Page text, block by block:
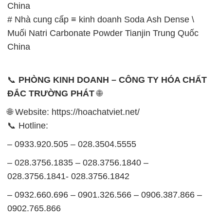
China
# Nhà cung cấp ≡ kinh doanh Soda Ash Dense \
Muối Natri Carbonate Powder Tianjin Trung Quốc
China
📞 PHÒNG KINH DOANH – CÔNG TY HÓA CHẤT
ĐẮC TRƯỜNG PHÁT🌐
🌐 Website: https://hoachatviet.net/
📞 Hotline:
– 0933.920.505 – 028.3504.5555
– 028.3756.1835 – 028.3756.1840 –
028.3756.1841- 028.3756.1842
– 0932.660.696 – 0901.326.566 – 0906.387.866 –
0902.765.866